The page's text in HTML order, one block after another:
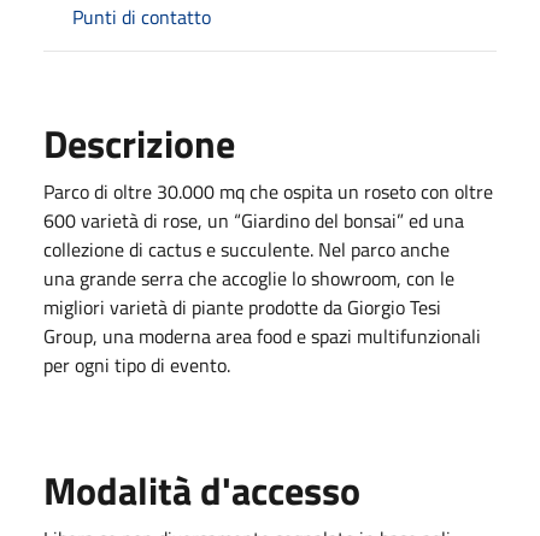
Punti di contatto
Descrizione
Parco di oltre 30.000 mq che ospita un roseto con oltre
600 varietà di rose, un “Giardino del bonsai” ed una
collezione di cactus e succulente. Nel parco anche
una grande serra che accoglie lo showroom, con le
migliori varietà di piante prodotte da Giorgio Tesi
Group, una moderna area food e spazi multifunzionali
per ogni tipo di evento.
Modalità d'accesso